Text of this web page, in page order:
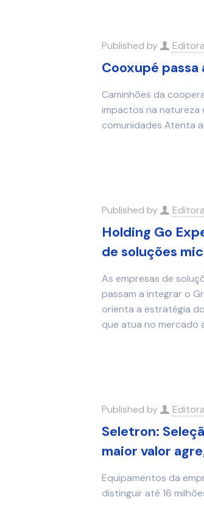
Published by
Cooxupé
Caminhões da
impactos na natureza
comunidades Atenta
Published by
Holding Go
de soluções
As empresas de
passam a integrar o
orienta a estratégia
que atua no mercado
Published by
Seletron:
maior valor
Equipamentos da
distinguir até 16